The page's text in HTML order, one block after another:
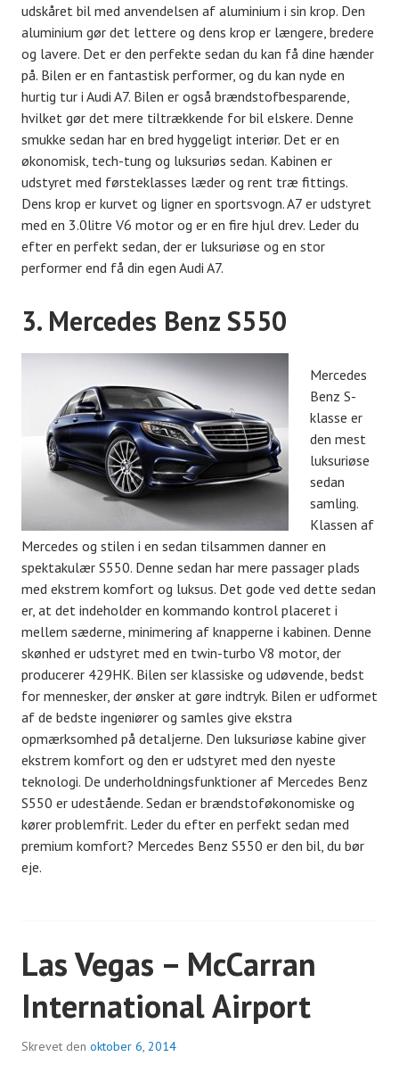
udskåret bil med anvendelsen af ​​aluminium i sin krop. Den
aluminium gør det lettere og dens krop er længere, bredere
og lavere. Det er den perfekte sedan du kan få dine hænder
på. Bilen er en fantastisk performer, og du kan nyde en
hurtig tur i Audi A7. Bilen er også brændstofbesparende,
hvilket gør det mere tiltrækkende for bil elskere. Denne
smukke sedan har en bred hyggeligt interiør. Det er en
økonomisk, tech-tung og luksuriøs sedan. Kabinen er
udstyret med førsteklasses læder og rent træ fittings.
Dens krop er kurvet og ligner en sportsvogn. A7 er udstyret
med en 3.0litre V6 motor og er en fire hjul drev. Leder du
efter en perfekt sedan, der er luksuriøse og en stor
performer end få din egen Audi A7.
3. Mercedes Benz S550
Mercedes
Benz S-
klasse er
den mest
luksuriøse
sedan
samling.
Klassen af ​​
Mercedes og stilen i en sedan tilsammen danner en
spektakulær S550. Denne sedan har mere passager plads
med ekstrem komfort og luksus. Det gode ved dette sedan
er, at det indeholder en kommando kontrol placeret i
mellem sæderne, minimering af knapperne i kabinen. Denne
skønhed er udstyret med en twin-turbo V8 motor, der
producerer 429HK. Bilen ser klassiske og udøvende, bedst
for mennesker, der ønsker at gøre indtryk. Bilen er udformet
af de bedste ingeniører og samles give ekstra
opmærksomhed på detaljerne. Den luksuriøse kabine giver
ekstrem komfort og den er udstyret med den nyeste
teknologi. De underholdningsfunktioner af Mercedes Benz
S550 er udestående. Sedan er brændstoføkonomiske og
kører problemfrit. Leder du efter en perfekt sedan med
premium komfort? Mercedes Benz S550 er den bil, du bør
eje.
Las Vegas – McCarran
International Airport
Skrevet den oktober 6, 2014